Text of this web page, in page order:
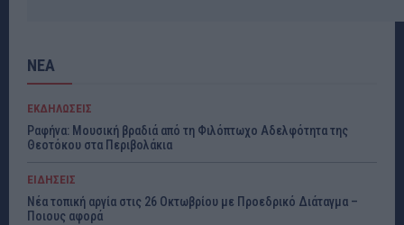
ΝΕΑ
ΕΚΔΗΛΩΣΕΙΣ
Ραφήνα: Μουσική βραδιά από τη Φιλόπτωχο Αδελφότητα της
Θεοτόκου στα Περιβολάκια
ΕΙΔΗΣΕΙΣ
Νέα τοπική αργία στις 26 Οκτωβρίου με Προεδρικό Διάταγμα –
Ποιους αφορά